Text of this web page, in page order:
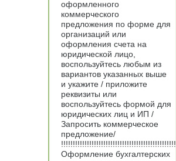
оформленного
коммерческого
предложения по форме для
организаций или
оформления счета на
юридической лицо,
воспользуйтесь любым из
вариантов указанных выше
и укажите / приложите
реквизиты или
воспользуйтесь формой для
юридических лиц и ИП /
Запросить коммерческое
предложение/
!!!!!!!!!!!!!!!!!!!!!!!!!!!!!!!!!!!!!!!!!!!!!!!!!
Оформление бухгалтерских